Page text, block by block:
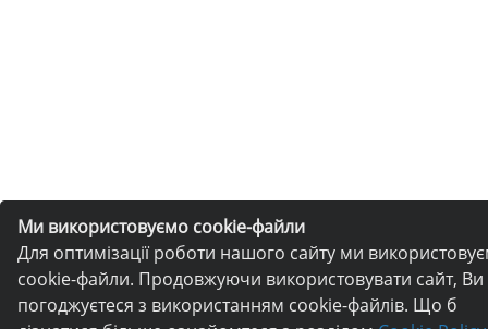
Ми використовуємо cookie-файли
Для оптимізації роботи нашого сайту ми
cookie-файли. Продовжуючи використовувати сайт, Ви
погоджуєтеся з використанням cookie-файлів. Що б